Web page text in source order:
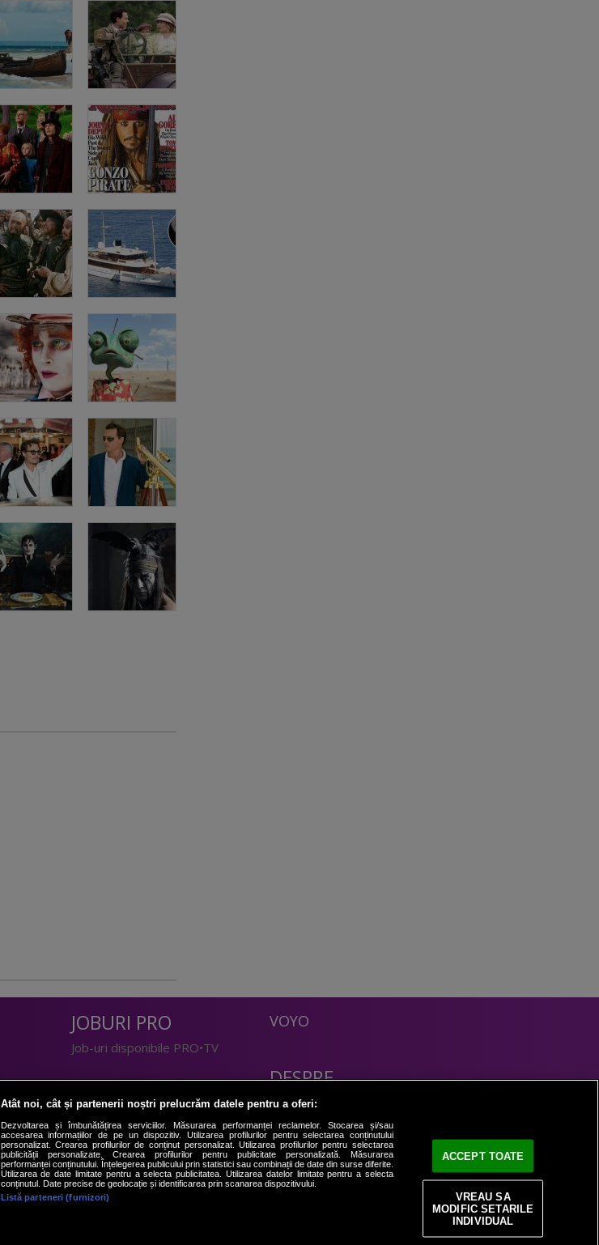
JOBURI PRO
Job-uri disponibile PRO•TV
LIFESTYLE
Doctor de Bine
Acasă
Acasă Gold
Perfecte
DeBarbati
VOYO
DESPRE
Politica Confidentialitate
Contact
Atât noi, cât și partenerii noștri prelucrăm datele pentru a oferi:
Dezvoltarea și îmbunătățirea serviciilor. Măsurarea performanței reclamelor. Stocarea și/sau
accesarea informațiilor de pe un dispozitiv. Utilizarea profilurilor pentru selectarea conținutului
personalizat. Crearea profilurilor de conținut personalizat. Utilizarea profilurilor pentru selectarea
publicității personalizate. Crearea profilurilor pentru publicitate personalizată. Măsurarea
performanței conținutului. Înțelegerea publicului prin statistici sau combinații de date din surse diferite.
Utilizarea de date limitate pentru a selecta publicitatea. Utilizarea datelor limitate pentru a selecta
conținutul. Date precise de geolocație și identificarea prin scanarea dispozitivului.
Listă parteneri (furnizori)
ACCEPT TOATE
VREAU SA
MODIFIC SETARILE
INDIVIDUAL